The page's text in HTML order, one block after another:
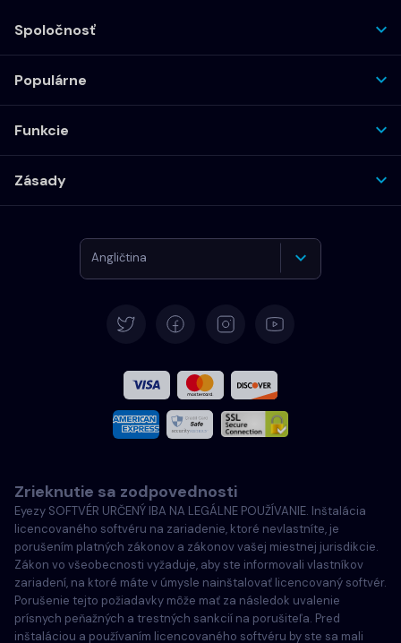
Spoločnosť
Populárne
Funkcie
Zásady
Angličtina
Francúzština
Taliansky
Português
Türkçe
Poľský
Zrieknutie sa zodpovednosti
Eyezy SOFTVÉR URČENÝ IBA NA LEGÁLNE POUŽÍVANIE. Inštalácia
licencovaného softvéru na zariadenie, ktoré nevlastníte, je
porušením platných zákonov a zákonov vašej miestnej jurisdikcie.
Zákon vo všeobecnosti vyžaduje, aby ste informovali vlastníkov
zariadení, na ktoré máte v úmysle nainštalovať licencovaný softvér.
Porušenie tejto požiadavky môže mať za následok uvalenie
prísnych peňažných a trestných sankcií na porušiteľa. Pred
inštaláciou a používaním licencovaného softvéru by ste sa mali